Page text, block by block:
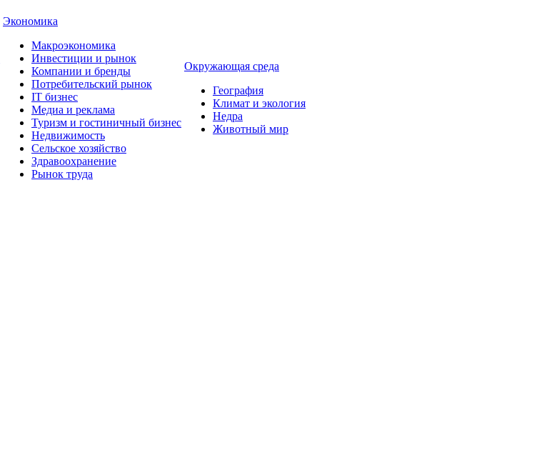
Экономика
Макроэкономика
Инвестиции и рынок
Компании и бренды
Потребительский рынок
IT бизнес
Медиа и реклама
Туризм и гостиничный бизнес
Недвижимость
Сельское хозяйство
Здравоохранение
Рынок труда
Окружающая среда
География
Климат и экология
Недра
Животный мир